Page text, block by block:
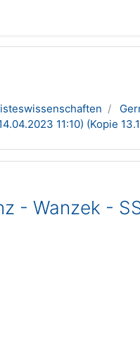
11:10) (Kopie
- Wanzek -